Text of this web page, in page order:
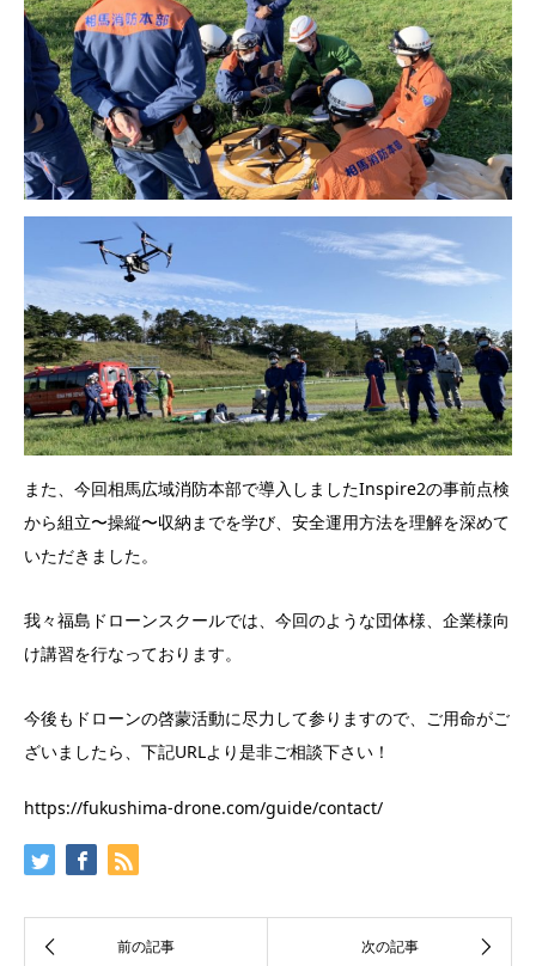
また、今回相馬広域消防本部で導入しましたInspire2の事前点検
から組立〜操縦〜収納までを学び、安全運用方法を理解を深めて
いただきました。
我々福島ドローンスクールでは、今回のような団体様、企業様向
け講習を行なっております。
今後もドローンの啓蒙活動に尽力して参りますので、ご用命がご
ざいましたら、下記URLより是非ご相談下さい！
https://fukushima-drone.com/guide/contact/